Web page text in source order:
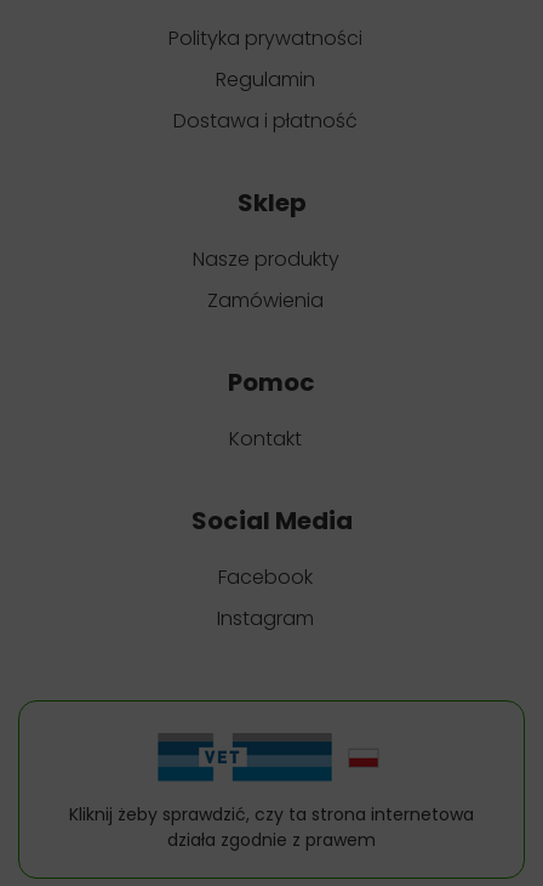
Polityka prywatności
Regulamin
Dostawa i płatność
Sklep
Nasze produkty
Zamówienia
Pomoc
Kontakt
Social Media
Facebook
Instagram
Kliknij żeby sprawdzić, czy ta strona internetowa
działa zgodnie z prawem